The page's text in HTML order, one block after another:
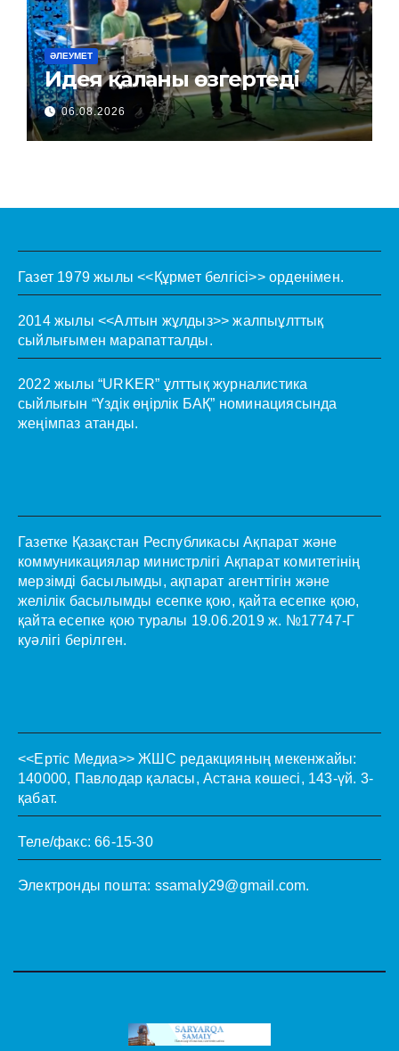
ӘЛЕУМЕТ
Идея қаланы өзгертеді
06.08.2026
Газет 1979 жылы <<Құрмет белгісі>> орденімен.
2014 жылы <<Алтын жұлдыз>> жалпыұлттық
сыйлығымен марапатталды.
2022 жылы “URKER” ұлттық журналистика
сыйлығын “Үздік өңірлік БАҚ” номинациясында
жеңімпаз атанды.
Газетке Қазақстан Республикасы Ақпарат және
коммуникациялар министрлігі Ақпарат комитетінің
мерзімді басылымды, ақпарат агенттігін және
желілік басылымды есепке қою, қайта есепке қою,
қайта есепке қою туралы 19.06.2019 ж. №17747-Г
куәлігі берілген.
<<Ертіс Медиа>> ЖШС редакцияның мекенжайы:
140000, Павлодар қаласы, Астана көшесі, 143-үй. 3-
қабат.
Теле/факс: 66-15-30
Электронды пошта: ssamaly29@gmail.com.